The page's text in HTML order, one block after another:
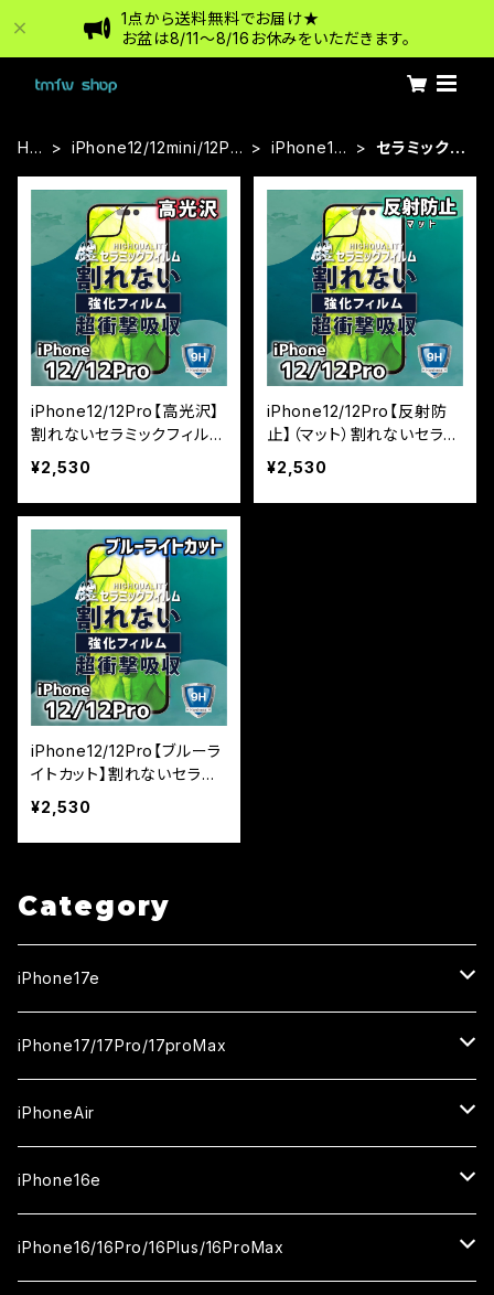
1点から送料無料でお届け★
お盆は8/11〜8/16お休みをいただきます。
HO
iPhone12/12mini/12Pr
iPhone12/
セラミックフ
iPhone12/12Pro【高光沢】
割れないセラミックフィルム
『鎧』全面フルカバー
¥2,530
iPhone12/12Pro【反射防
止】（マット）割れないセラミ
ックフィルム『鎧』全面フル
カバー
¥2,530
iPhone12/12Pro【ブルーラ
イトカット】割れないセラミ
ックフィルム『鎧』全面フル
カバー
¥2,530
Category
iPhone17e
ガラスフィルム
セラミックフィルム
カメラ用フィルム
iPhone17/17Pro/17proMax
iPhone17
ガラスフィルム
セラミックフィルム
iPhone17Pro
ガラスフィルム
iPhone17proMax
iPhoneAir
ガラスフィルム
セラミックフィルム
iPhone16e
ガラスフィルム
iPhone16/16Pro/16Plus/16ProMax